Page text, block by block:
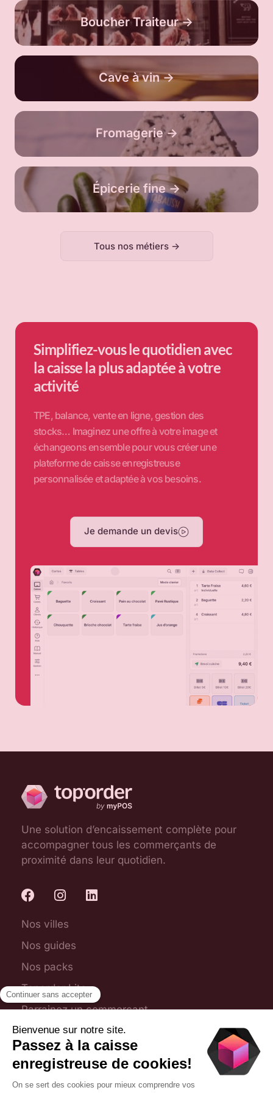
Boucher Traiteur ->
Boucher Traiteur ->
Cave à vin ->
Cave à vin ->
Fromagerie ->
Fromagerie ->
Épicerie fine ->
Épicerie fine ->
Tous nos métiers ->
Simplifiez-vous le quotidien avec
la caisse la plus adaptée à votre
activité
TPE, balance, vente en ligne, gestion des
stocks… Imaginez une offre à votre image et
échangeons ensemble pour vous créer une
plateforme de caisse enregistreuse
personnalisée et adaptée à vos besoins.
Je demande un devis
Une solution d’encaissement complète pour
accompagner tous les commerçants de
proximité dans leur quotidien.
Nos villes
Nos guides
Nos packs
Toporder Lite
Parrainez un commerçant
Plan du site
Foire aux questions
Nous contacter